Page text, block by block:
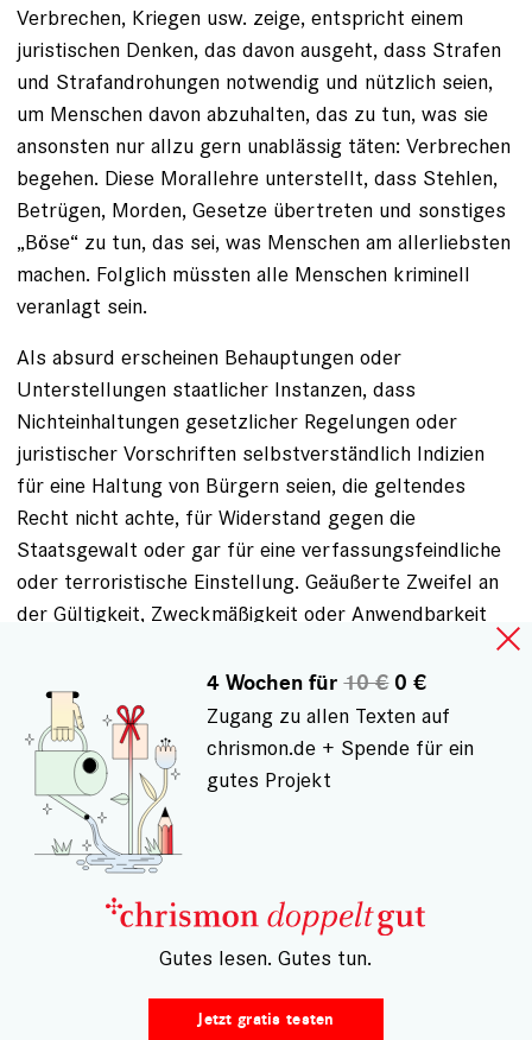
Verbrechen, Kriegen usw. zeige, entspricht einem
juristischen Denken, das davon ausgeht, dass Strafen
und Strafandrohungen notwendig und nützlich seien,
um Menschen davon abzuhalten, das zu tun, was sie
ansonsten nur allzu gern unablässig täten: Verbrechen
begehen. Diese Morallehre unterstellt, dass Stehlen,
Betrügen, Morden, Gesetze übertreten und sonstiges
„Böse“ zu tun, das sei, was Menschen am allerliebsten
machen. Folglich müssten alle Menschen kriminell
veranlagt sein.
Als absurd erscheinen Behauptungen oder
Unterstellungen staatlicher Instanzen, dass
Nichteinhaltungen gesetzlicher Regelungen oder
juristischer Vorschriften selbstverständlich Indizien
für eine Haltung von Bürgern seien, die geltendes
Recht nicht achte, für Widerstand gegen die
Staatsgewalt oder gar für eine verfassungsfeindliche
oder terroristische Einstellung. Geäußerte Zweifel an
der Gültigkeit, Zweckmäßigkeit oder Anwendbarkeit
Vorgehensweisen oder staatlicher administrativer
Maßnahmen lassen sich willkürlich im Sinne einer
mangelhaft- kooperativen oder gar oppositionell-
feindseligen Haltung auslegen. Die Absurdität
entsteht, sobald der allgemeine juristische Grundsatz
außer Acht gelassen wird, dass von der Unschuld
Angeklagter auszugehen ist, so lange ihnen die Tat
sowie ihr Verschulden nicht nachgewiesen werden
der Natur des Menschen“ oder „Abgründe im
4 Wochen für10 €0 €
Zugang zu allen Texten auf
chrismon.de + Spende für ein
gutes Projekt
– Gutes lesen. Gutes tun.
Jetzt gratis testen